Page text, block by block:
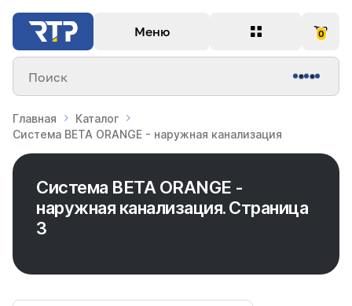
Меню 0
Поиск
Главная
Каталог
Система BETA ORANGE - наружная канализация
Система BETA ORANGE -
наружная канализация. Страница
3